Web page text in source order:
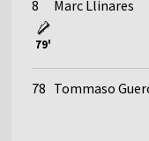
8 Marc Llinares
79'
78 Tommaso